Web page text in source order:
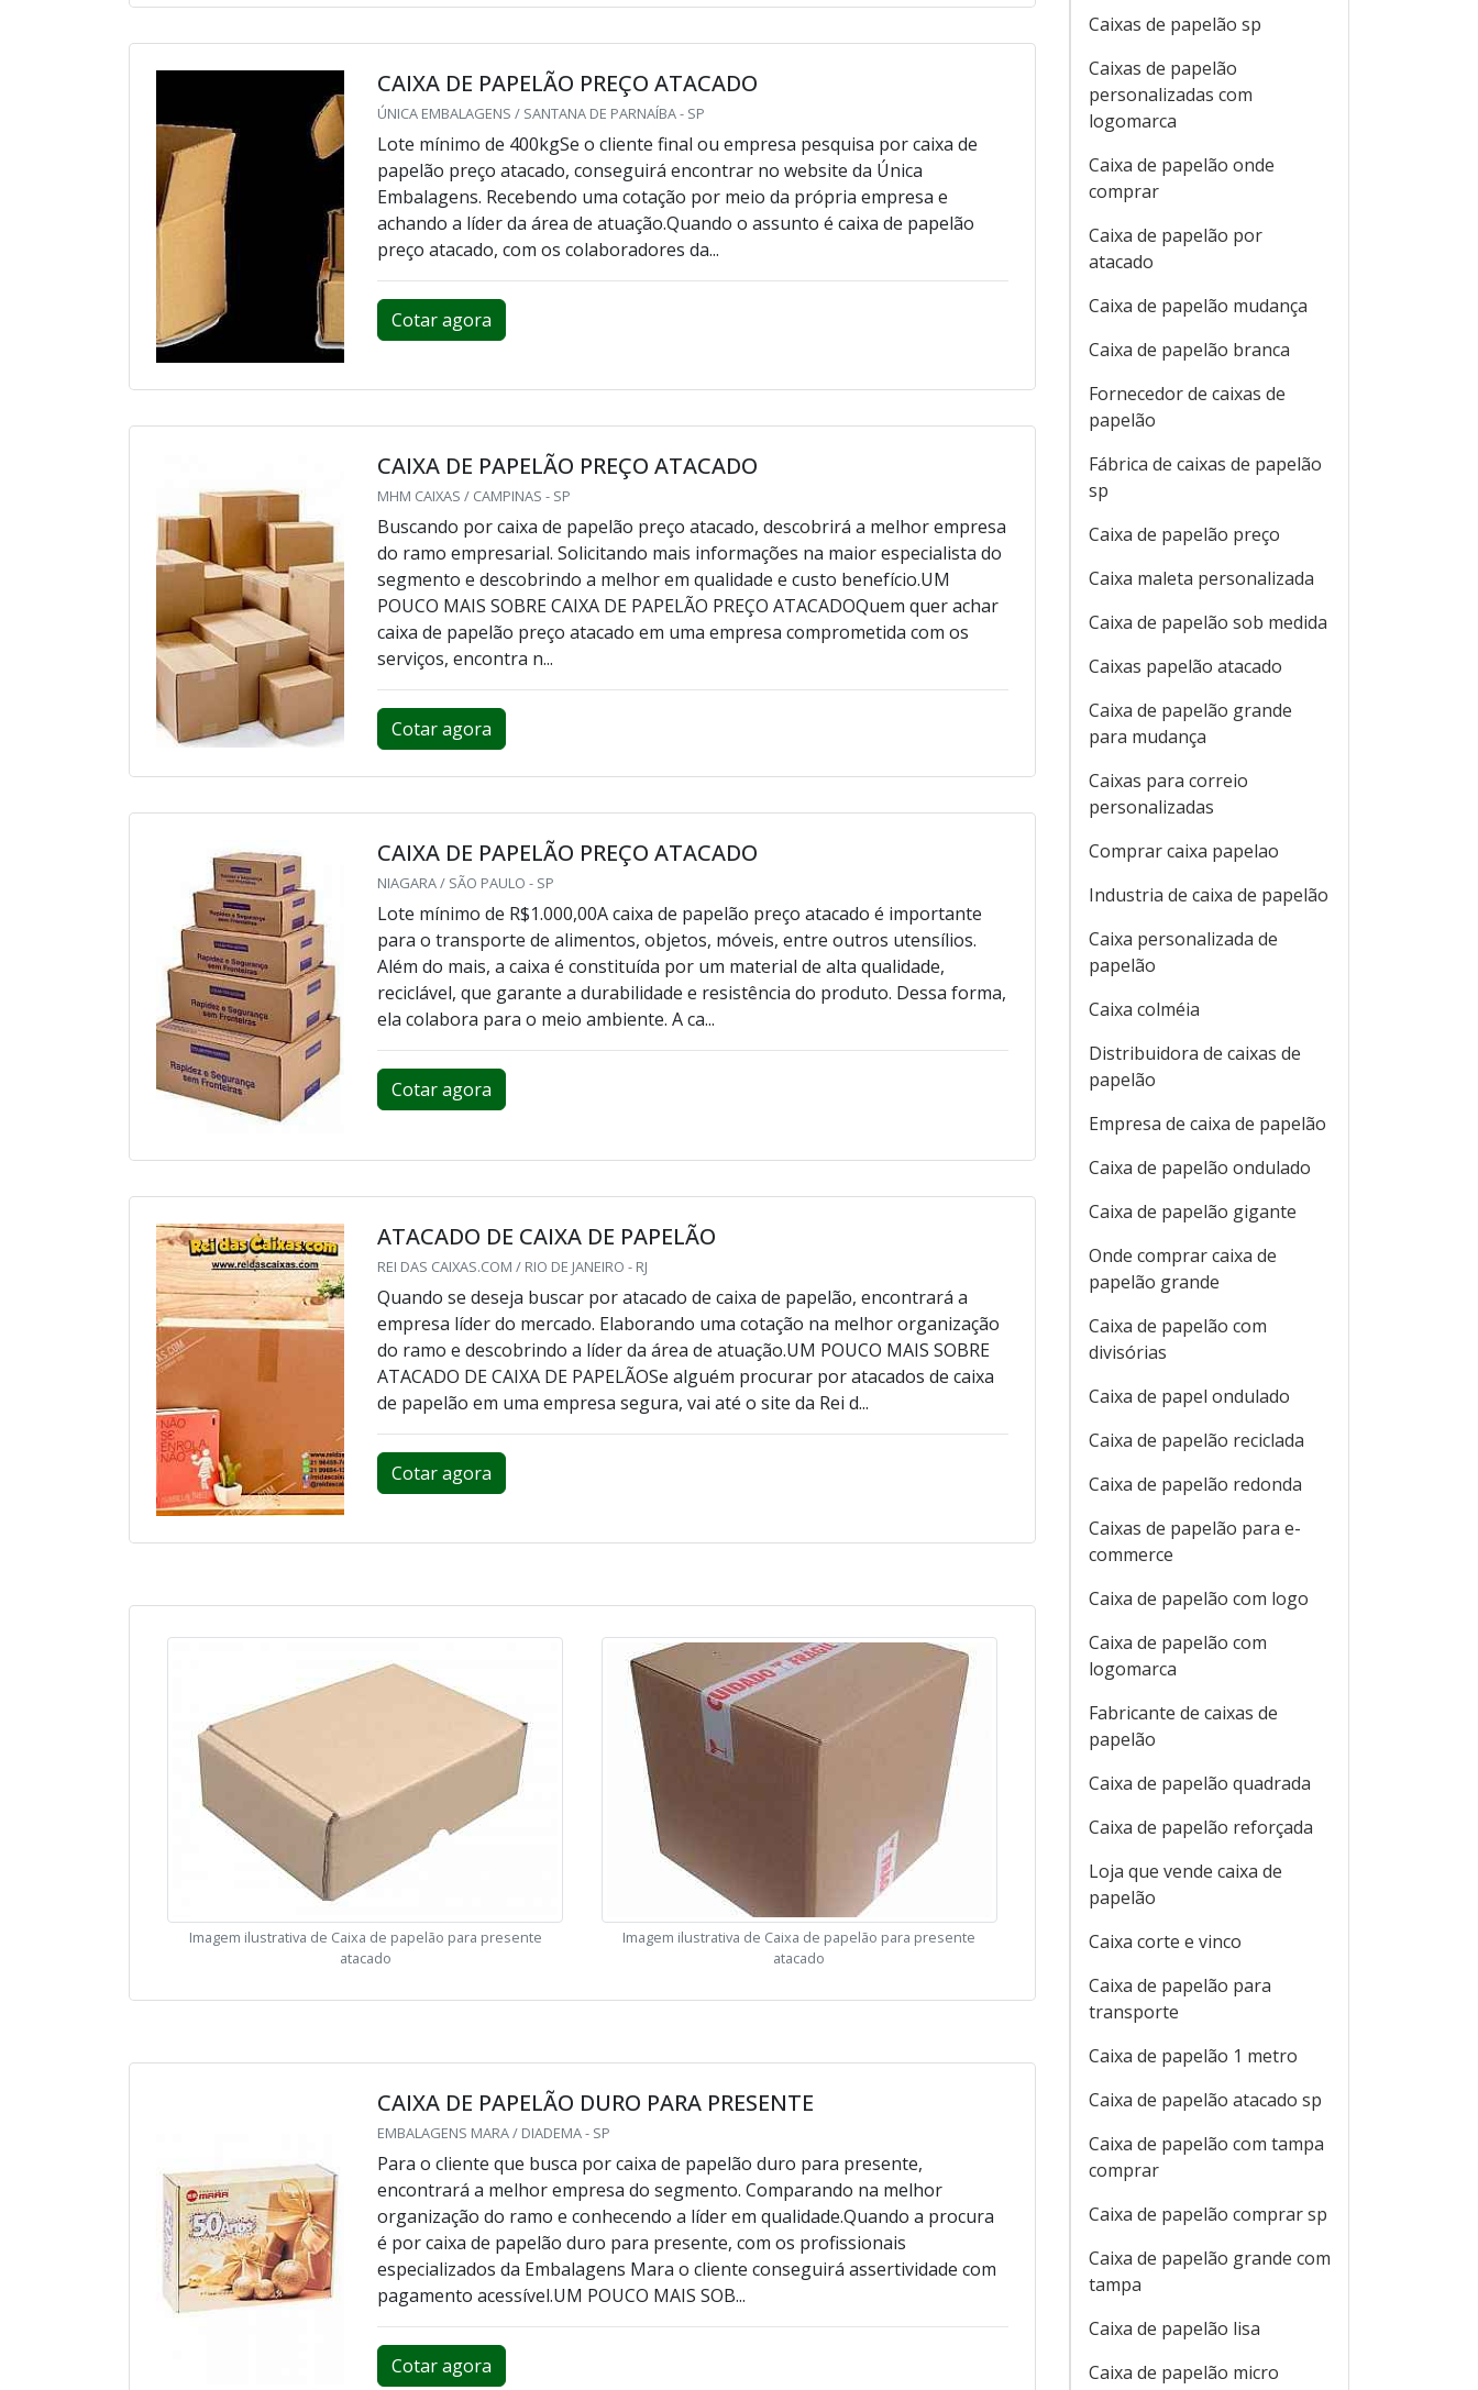
CAIXA DE PAPELÃO PREÇO ATACADO
ÚNICA EMBALAGENS / SANTANA DE PARNAÍBA - SP
Lote mínimo de 400kgSe o cliente final ou empresa pesquisa por caixa de
papelão preço atacado, conseguirá encontrar no website da Única
Embalagens. Recebendo uma cotação por meio da própria empresa e
achando a líder da área de atuação.Quando o assunto é caixa de papelão
preço atacado, com os colaboradores da...
Cotar agora
CAIXA DE PAPELÃO PREÇO ATACADO
MHM CAIXAS / CAMPINAS - SP
Buscando por caixa de papelão preço atacado, descobrirá a melhor empresa
do ramo empresarial. Solicitando mais informações na maior especialista do
segmento e descobrindo a melhor em qualidade e custo benefício.UM
POUCO MAIS SOBRE CAIXA DE PAPELÃO PREÇO ATACADOQuem quer achar
caixa de papelão preço atacado em uma empresa comprometida com os
serviços, encontra n...
Cotar agora
CAIXA DE PAPELÃO PREÇO ATACADO
NIAGARA / SÃO PAULO - SP
Lote mínimo de R$1.000,00A caixa de papelão preço atacado é importante
para o transporte de alimentos, objetos, móveis, entre outros utensílios.
Além do mais, a caixa é constituída por um material de alta qualidade,
reciclável, que garante a durabilidade e resistência do produto. Dessa forma,
ela colabora para o meio ambiente. A ca...
Cotar agora
ATACADO DE CAIXA DE PAPELÃO
REI DAS CAIXAS.COM / RIO DE JANEIRO - RJ
Quando se deseja buscar por atacado de caixa de papelão, encontrará a
empresa líder do mercado. Elaborando uma cotação na melhor organização
do ramo e descobrindo a líder da área de atuação.UM POUCO MAIS SOBRE
ATACADO DE CAIXA DE PAPELÃOSe alguém procurar por atacados de caixa
de papelão em uma empresa segura, vai até o site da Rei d...
Cotar agora
Imagem ilustrativa de Caixa de papelão para presente
atacado
Imagem ilustrativa de Caixa de papelão para presente
atacado
CAIXA DE PAPELÃO DURO PARA PRESENTE
EMBALAGENS MARA / DIADEMA - SP
Para o cliente que busca por caixa de papelão duro para presente,
encontrará a melhor empresa do segmento. Comparando na melhor
organização do ramo e conhecendo a líder em qualidade.Quando a procura
é por caixa de papelão duro para presente, com os profissionais
especializados da Embalagens Mara o cliente conseguirá assertividade com
pagamento acessível.UM POUCO MAIS SOB...
Cotar agora
Caixas de papelão sp
Caixas de papelão
personalizadas com
logomarca
Caixa de papelão onde
comprar
Caixa de papelão por
atacado
Caixa de papelão mudança
Caixa de papelão branca
Fornecedor de caixas de
papelão
Fábrica de caixas de papelão
sp
Caixa de papelão preço
Caixa maleta personalizada
Caixa de papelão sob medida
Caixas papelão atacado
Caixa de papelão grande
para mudança
Caixas para correio
personalizadas
Comprar caixa papelao
Industria de caixa de papelão
Caixa personalizada de
papelão
Caixa colméia
Distribuidora de caixas de
papelão
Empresa de caixa de papelão
Caixa de papelão ondulado
Caixa de papelão gigante
Onde comprar caixa de
papelão grande
Caixa de papelão com
divisórias
Caixa de papel ondulado
Caixa de papelão reciclada
Caixa de papelão redonda
Caixas de papelão para e-
commerce
Caixa de papelão com logo
Caixa de papelão com
logomarca
Fabricante de caixas de
papelão
Caixa de papelão quadrada
Caixa de papelão reforçada
Loja que vende caixa de
papelão
Caixa corte e vinco
Caixa de papelão para
transporte
Caixa de papelão 1 metro
Caixa de papelão atacado sp
Caixa de papelão com tampa
comprar
Caixa de papelão comprar sp
Caixa de papelão grande com
tampa
Caixa de papelão lisa
Caixa de papelão micro